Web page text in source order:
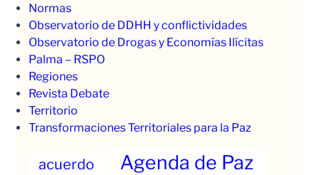
Normas
Observatorio de DDHH y conflictividades
Observatorio de Drogas y Economías Ilícitas
Palma – RSPO
Regiones
Revista Debate
Territorio
Transformaciones Territoriales para la Paz
acuerdo Agenda de Paz